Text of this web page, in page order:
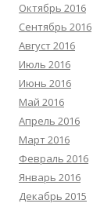
Октябрь 2016
Сентябрь 2016
Август 2016
Июль 2016
Июнь 2016
Май 2016
Апрель 2016
Март 2016
Февраль 2016
Январь 2016
Декабрь 2015